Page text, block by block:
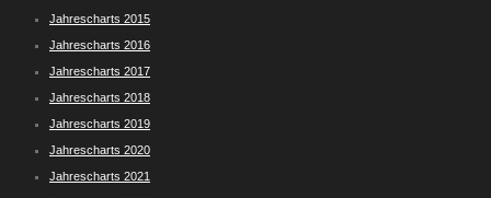
Jahrescharts 2015
Jahrescharts 2016
Jahrescharts 2017
Jahrescharts 2018
Jahrescharts 2019
Jahrescharts 2020
Jahrescharts 2021